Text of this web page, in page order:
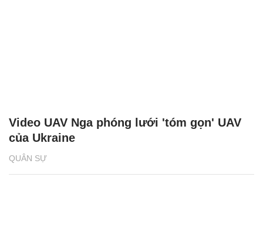
QUÂN SỰ
Video UAV Nga phóng lưới 'tóm gọn' UAV
của Ukraine